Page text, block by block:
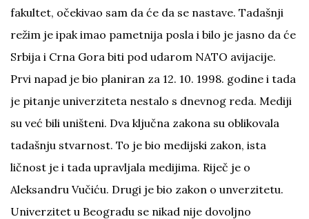
fakultet, očekivao sam da će da se nastave. Tadašnji
režim je ipak imao pametnija posla i bilo je jasno da će
Srbija i Crna Gora biti pod udarom NATO avijacije.
Prvi napad je bio planiran za 12. 10. 1998. godine i tada
je pitanje univerziteta nestalo s dnevnog reda. Mediji
su već bili uništeni. Dva ključna zakona su oblikovala
tadašnju stvarnost. To je bio medijski zakon, ista
ličnost je i tada upravljala medijima. Riječ je o
Aleksandru Vučiću. Drugi je bio zakon o unverzitetu.
Univerzitet u Beogradu se nikad nije dovoljno